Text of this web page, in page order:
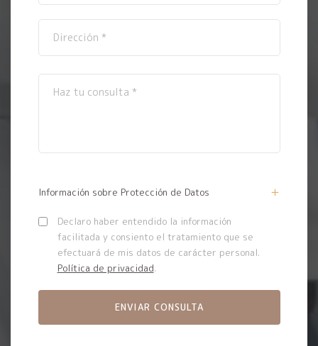
Información sobre Protección de Datos
Declaro haber entendido la información
facilitada y consiento el tratamiento que se
efectuará de mis datos de carácter personal.
Política de privacidad.